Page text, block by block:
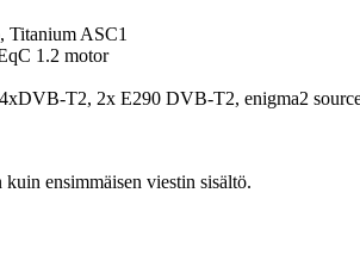
Titanium ASC1
1.2 motor
T2, 2x E290 DVB-T2, enigma2
ensimmäisen viestin sisältö.